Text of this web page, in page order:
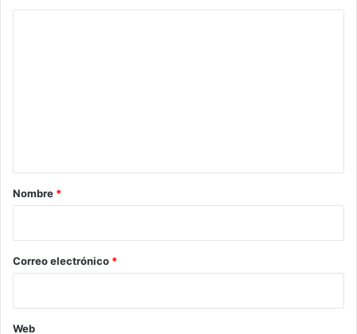
r
*
Nombre *
Correo electrónico *
Web